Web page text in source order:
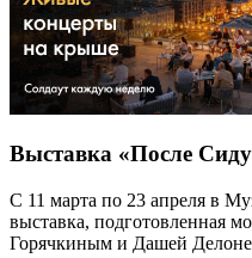
Выставка «После
С 11 марта по 23 апреля в
выставка, подготовленная
Горячкиным и Дашей